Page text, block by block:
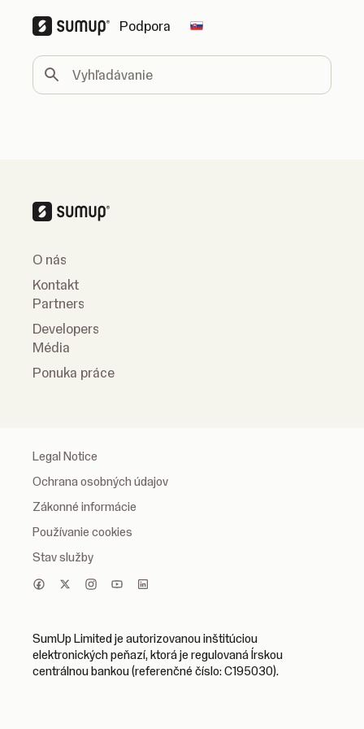
Podpora Change country
Vyhľadávanie
O nás
Kontakt
Partners
Developers
Média
Ponuka práce
Legal Notice
Ochrana osobných údajov
Zákonné informácie
Používanie cookies
Stav služby
SumUp Limited je autorizovanou inštitúciou
elektronických peňazí, ktorá je regulovaná Írskou
centrálnou bankou (referenčné číslo: C195030).